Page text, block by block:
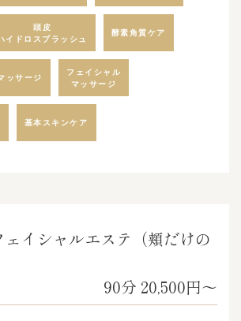
頭皮
イドロスプラッシュ
酵素角質ケア
ッサージ
フェイシャル
マッサージ
基本スキンケア
ェイシャルエステ（頬だけの
90分 20,500円～